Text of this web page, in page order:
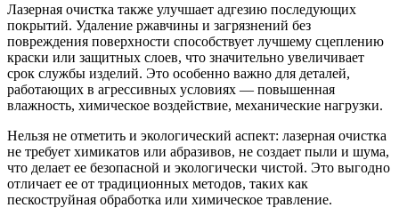
Лазерная очистка также улучшает адгезию последующих
покрытий. Удаление ржавчины и загрязнений без
повреждения поверхности способствует лучшему сцеплению
краски или защитных слоев, что значительно увеличивает
срок службы изделий. Это особенно важно для деталей,
работающих в агрессивных условиях — повышенная
влажность, химическое воздействие, механические нагрузки.
Нельзя не отметить и экологический аспект: лазерная очистка
не требует химикатов или абразивов, не создает пыли и шума,
что делает ее безопасной и экологически чистой. Это выгодно
отличает ее от традиционных методов, таких как
пескоструйная обработка или химическое травление.